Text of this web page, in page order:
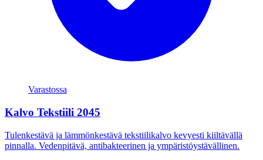
Varastossa
Kalvo Tekstiili 2045
Tulenkestävä ja lämmönkestävä tekstiilikalvo kevyesti kiiltävällä
pinnalla. Vedenpitävä, antibakteerinen ja ympäristöystävällinen.